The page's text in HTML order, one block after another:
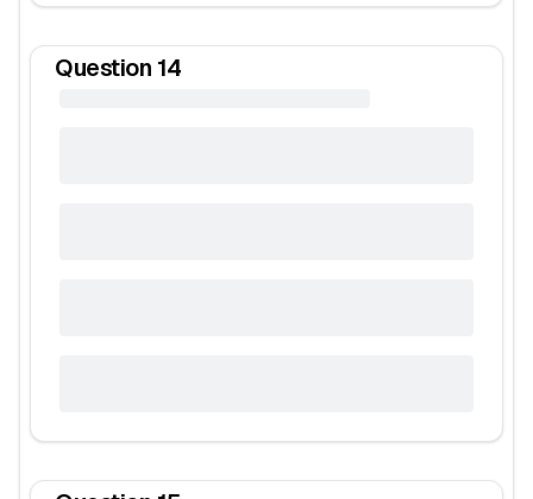
Question 14